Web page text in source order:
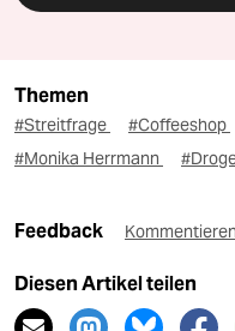
Themen
#Streitfrage #Coffeeshop
#Monika Herrmann
Feedback Kommentieren
Diesen Artikel teilen